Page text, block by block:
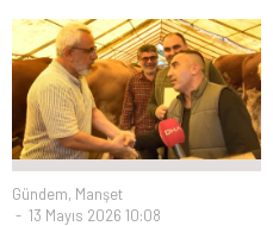
Gündem, Manşet
13 Mayıs 2026 10:08